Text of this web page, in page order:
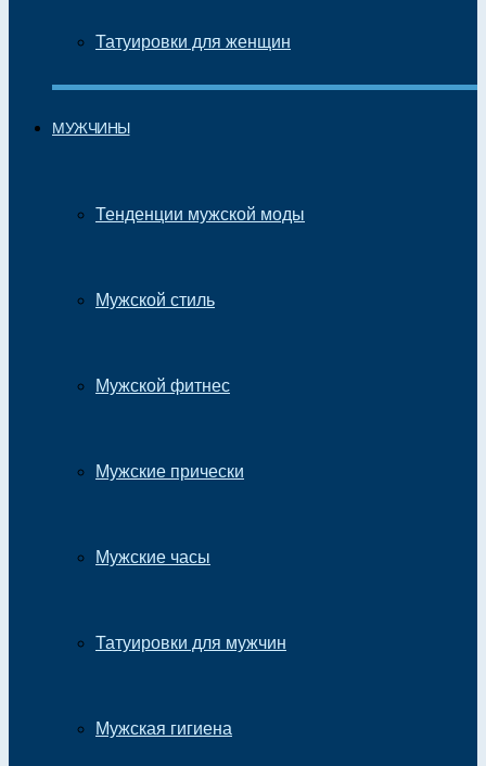
Татуировки для женщин
МУЖЧИНЫ
Тенденции мужской моды
Мужской стиль
Мужской фитнес
Мужские прически
Мужские часы
Татуировки для мужчин
Мужская гигиена